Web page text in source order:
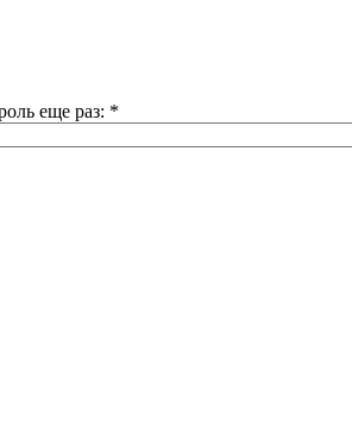
еще раз: *